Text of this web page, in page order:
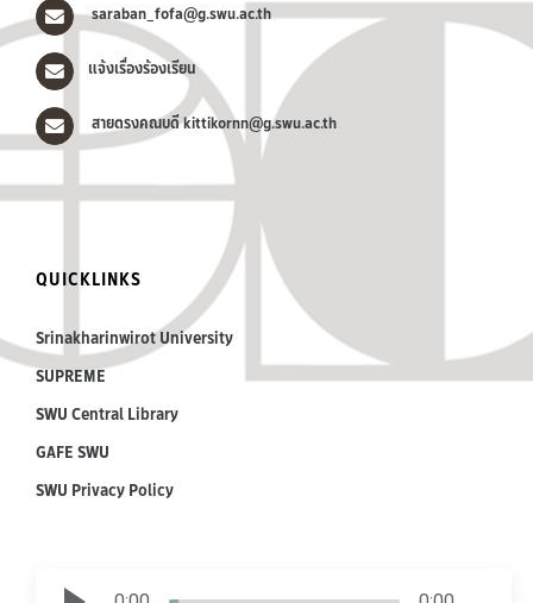
saraban_fofa@g.swu.ac.th
แจ้งเรื่องร้องเรียน
สายตรงคณบดี kittikornn@g.swu.ac.th
QUICKLINKS
Srinakharinwirot University
SUPREME
SWU Central Library
GAFE SWU
SWU Privacy Policy